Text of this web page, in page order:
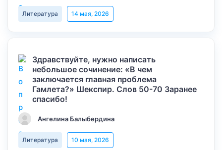
Литература 14 мая, 2026
Здравствуйте, нужно написать
небольшое сочинение: «В чем
заключается главная проблема
Гамлета?» Шекспир. Слов 50-70 Заранее
спасибо!
Ангелина Балыбердина
Литература 10 мая, 2026